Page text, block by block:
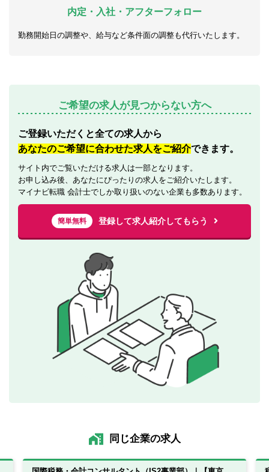
内定・入社・アフターフォロー
勤務開始日の調整や、給与など条件面の調整も代行いたします。
ご希望の求人が見つからない方へ
ご登録いただくと全ての求人から
あなたのご希望に合わせた求人をご紹介できます。
サイト内でご覧いただける求人は一部となります。
お申し込み後、あなたにぴったりの求人をご紹介いたします。
マイナビ転職 会計士でしか取り扱いのない企業も多数あります。
簡単無料 登録して求人紹介してもらう
同じ企業の求人